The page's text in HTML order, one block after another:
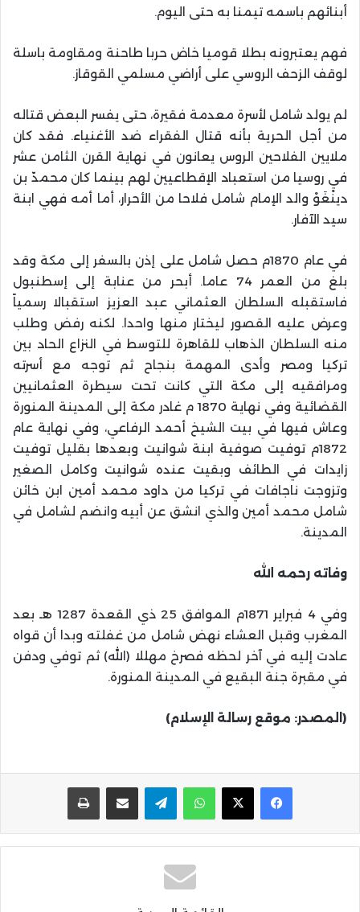
أبنائهم باسمه تيمنا به حتى اليوم.
فهم يعتبرونه بطلا قوميا خاض حربا طاحنة ومقاومة باسلة
لوقف الزحف الروسي على أراضي مسلمي القوقاز.
لم يولد شامل لأسرة معدمة فقيرة، حتى يفسر البعض قتاله
من أجل الحرية بأنه قتال الفقراء ضد الأغنياء. فقد كان
ملايين الفلاحين الروس يعانون في نهاية القرن الثامن عشر
في روسيا من استعباد الإقطاعيين لهم بينما كان محمدّ بن
دينْغَوْ والد الإمام شامل فلاحا من الأحرار، أما أمه فهي ابنة
سيد الآفار.
في عام 1870م حصل شامل على إذن بالسفر إلى مكة وقد
بلغ من العمر 74 عاما. أبحر من عنابة إلى إسطنبول
فاستقبله السلطان العثماني عبد العزيز استقبالا رسمياً
وعرض عليه القصور ليختار منها واحدا. لكنه رفض وطلب
منه السلطان الذهاب للقاهرة للتوسط في النزاع الحاد بين
تركيا ومصر وأدى المهمة بنجاح ثم توجه مع أسرته
ومرافقيه إلى مكة التي كانت تحت سيطرة العثمانيين
القضائية وفي نهاية 1870 م غادر مكة إلى المدينة المنورة
وعاش فيها في بيت الشيخ أحمد الرفاعي، وفي نهاية عام
1872م توفيت صوفية ابنة شوانيت وبعدها بقليل توفيت
زايدات في الطائف وبقيت عنده شوانيت وكامل الصغير
وتزوجت ناجافات في تركيا من داود محمد أمين ابن خائن
شامل محمد أمين والذي انشق عن أبيه وانضم لشامل في
المدينة.
وفاته رحمه الله
وفي 4 فبراير 1871م الموافق 25 ذي القعدة 1287 هـ بعد
المغرب وقبل العشاء نهض شامل من غفلته وبدا أن قواه
عادت إليه في آخر لحظه فصرخ مهللا (الله) ثم توفي ودفن
في مقبرة جنة البقيع في المدينة المنورة.
(المصدر: موقع رسالة الإسلام)
واتساب تيلقرام مشاركة عبر البريد